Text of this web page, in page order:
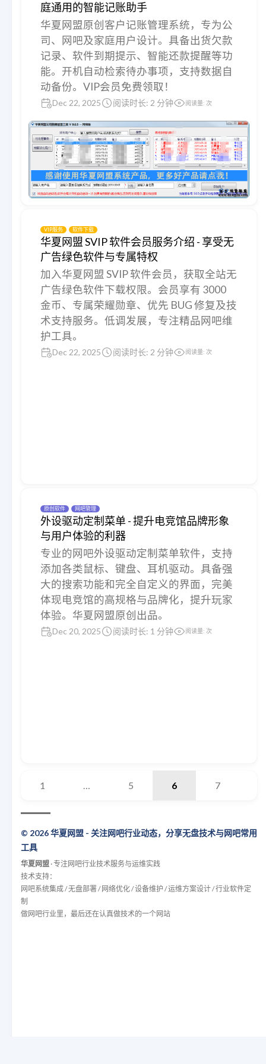
庭通用的智能记账助手
华夏网盟原创客户记账管理系统，专为公
司、网吧及家庭用户设计。具备出货欠款
记录、软件到期提示、智能还款提醒等功
能。开机自动检索待办事项，支持数据自
动备份。VIP会员免费领取！
Dec 22, 2025 阅读时长: 2 分钟 阅读量: 次
VIP服务 软件下载
华夏网盟 SVIP 软件会员服务介绍 - 享受无
广告绿色软件与专属特权
加入华夏网盟 SVIP 软件会员，获取全站无
广告绿色软件下载权限。会员享有 3000
金币、专属荣耀勋章、优先 BUG 修复及技
术支持服务。低调发展，专注精品网吧维
护工具。
Dec 22, 2025 阅读时长: 2 分钟 阅读量: 次
原创软件 网吧管理
外设驱动定制菜单 - 提升电竞馆品牌形象
与用户体验的利器
专业的网吧外设驱动定制菜单软件，支持
添加各类鼠标、键盘、耳机驱动。具备强
大的搜索功能和完全自定义的界面，完美
体现电竞馆的高规格与品牌化，提升玩家
体验。华夏网盟原创出品。
Dec 20, 2025 阅读时长: 1 分钟 阅读量: 次
1 5 6 7
© 2026 华夏网盟 - 关注网吧行业动态，分享无盘技术与网吧常用
工具
华夏网盟 · 专注网吧行业技术服务与运维实践
技术支持：
网吧系统集成 / 无盘部署 / 网络优化 / 设备维护 / 运维方案设计 / 行业软件定
制
做网吧行业里，最后还在认真做技术的一个网站